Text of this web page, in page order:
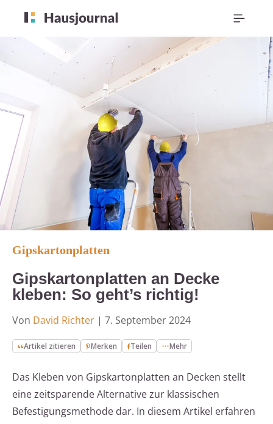
Gipskartonplatten
Gipskartonplatten an Decke
kleben: So geht’s richtig!
Von David Richter | 7. September 2024
Artikel zitieren Merken Teilen Mehr
Das Kleben von Gipskartonplatten an Decken stellt
eine zeitsparende Alternative zur klassischen
Befestigungsmethode dar. In diesem Artikel erfahren